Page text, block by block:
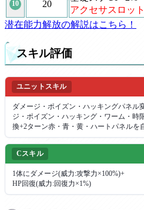
10 20
アクセサスロッ
潜在能力解放の解説はこちら！
スキル評価
ユニットスキル
ダメージ・ポイズン・ハッキングパネル
ジ・ポイズン・ハッキング・ワーム・時
換+2ターン赤・青・黄・ハートパネルを
Cスキル
1体にダメージ(威力:攻撃力×100%)+
HP回復(威力:回復力×1%)